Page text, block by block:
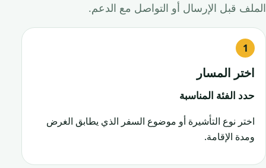
الملف قبل الإرسال أو التواصل مع الدعم.
اختر المسار
حدد الفئة المناسبة
اختر نوع التأشيرة أو موضوع السفر الذي يطابق الغرض
ومدة الإقامة.